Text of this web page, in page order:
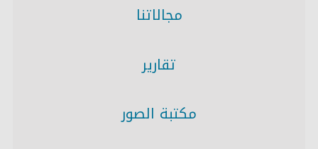
مجالاتنا
تقارير
مكتبة الصور